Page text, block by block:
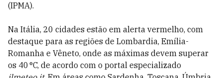
(IPMA).
Na Itália, 20 cidades estão em alerta vermelho, com
destaque para as regiões de Lombardia, Emília-
Romanha e Vêneto, onde as máximas devem superar
os 40 °C, de acordo com o portal especializado